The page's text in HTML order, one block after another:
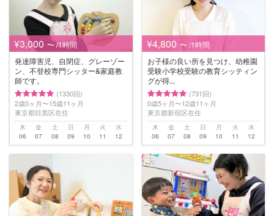
¥3,000 〜 /1時間
発達障害児、自閉症、グレーゾー
ン、不登校専門シッター&家庭教
師です。
(1330回)
2歳0ヶ月〜15歳11ヶ月
東京都目黒区在住
木
06
金
07
土
08
日
09
月
10
火
11
水
12
¥4,800 〜 /1時間
お子様の良い所を見つけ、幼稚園
受験小学校受験の教育シッティン
グが得...
(731回)
0歳5ヶ月〜12歳11ヶ月
東京都新宿区在住
木
06
金
07
土
08
日
09
月
10
火
11
水
12